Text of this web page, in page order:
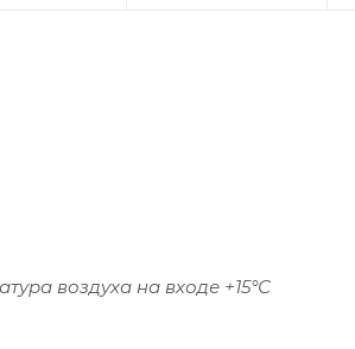
воздуха на входе +15°С